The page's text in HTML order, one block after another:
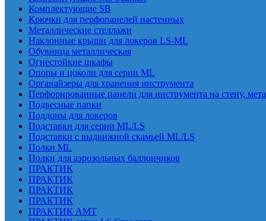
Комплектующие SB
Крючки для перфопанелей настенных
Металлические стеллажи
Наклонные крыши для локеров LS-ML
Обувница металлическая
Огнестойкие шкафы
Опоры и цоколи для серии ML
Органайзеры для хранения инструмента
Перфорированные панели для инструмента на стену,
Подвесные папки
Поддоны для локеров
Подставки для серии ML/LS
Подставки с выдвижной скамьей ML/LS
Полки ML
Полки для аэрозольных баллончиков
ПРАКТИК
ПРАКТИК
ПРАКТИК
ПРАКТИК
ПРАКТИК AMT